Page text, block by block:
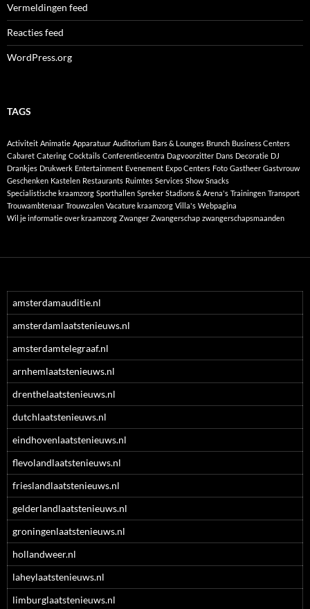
Vermeldingen feed
Reacties feed
WordPress.org
TAGS
Activiteit Animatie Apparatuur Auditorium Bars & Lounges Brunch Business Centers
Cabaret Catering Cocktails Conferentiecentra Dagvoorzitter Dans Decoratie DJ
Drankjes Drukwerk Entertainment Evenement Expo Centers Foto Gastheer Gastvrouw
Geschenken Kastelen Restaurants Ruimtes Services Show Snacks
Specialistische kraamzorg Sporthallen Spreker Stadions & Arena's Trainingen Transport
Trouwambtenaar Trouwzalen Vacature kraamzorg Villa's Webpagina
Wil je informatie over kraamzorg Zwanger Zwangerschap zwangerschapsmaanden
amsterdamauditie.nl
amsterdamlaatstenieuws.nl
amsterdamtelegraaf.nl
arnhemlaatstenieuws.nl
drenthelaatstenieuws.nl
dutchlaatstenieuws.nl
eindhovenlaatstenieuws.nl
flevolandlaatstenieuws.nl
frieslandlaatstenieuws.nl
gelderlandlaatstenieuws.nl
groningenlaatstenieuws.nl
hollandweer.nl
laheylaatstenieuws.nl
limburglaatstenieuws.nl